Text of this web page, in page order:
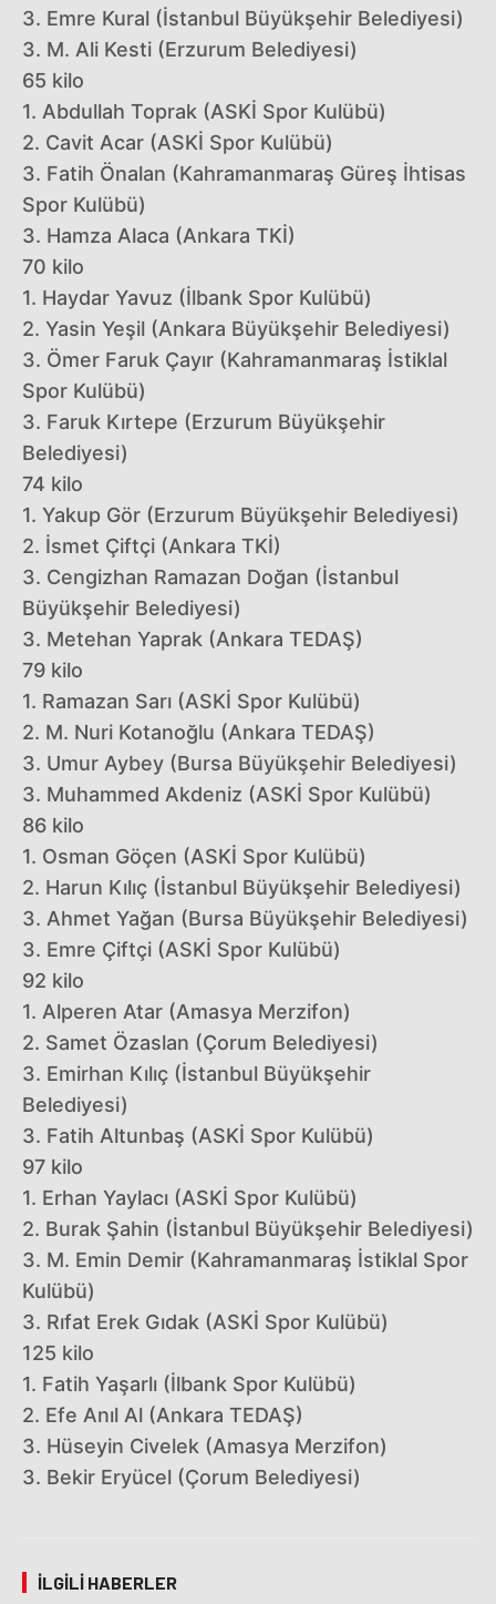
3. Emre Kural (İstanbul Büyükşehir Belediyesi)
3. M. Ali Kesti (Erzurum Belediyesi)
65 kilo
1. Abdullah Toprak (ASKİ Spor Kulübü)
2. Cavit Acar (ASKİ Spor Kulübü)
3. Fatih Önalan (Kahramanmaraş Güreş İhtisas
Spor Kulübü)
3. Hamza Alaca (Ankara TKİ)
70 kilo
1. Haydar Yavuz (İlbank Spor Kulübü)
2. Yasin Yeşil (Ankara Büyükşehir Belediyesi)
3. Ömer Faruk Çayır (Kahramanmaraş İstiklal
Spor Kulübü)
3. Faruk Kırtepe (Erzurum Büyükşehir
Belediyesi)
74 kilo
1. Yakup Gör (Erzurum Büyükşehir Belediyesi)
2. İsmet Çiftçi (Ankara TKİ)
3. Cengizhan Ramazan Doğan (İstanbul
Büyükşehir Belediyesi)
3. Metehan Yaprak (Ankara TEDAŞ)
79 kilo
1. Ramazan Sarı (ASKİ Spor Kulübü)
2. M. Nuri Kotanoğlu (Ankara TEDAŞ)
3. Umur Aybey (Bursa Büyükşehir Belediyesi)
3. Muhammed Akdeniz (ASKİ Spor Kulübü)
86 kilo
1. Osman Göçen (ASKİ Spor Kulübü)
2. Harun Kılıç (İstanbul Büyükşehir Belediyesi)
3. Ahmet Yağan (Bursa Büyükşehir Belediyesi)
3. Emre Çiftçi (ASKİ Spor Kulübü)
92 kilo
1. Alperen Atar (Amasya Merzifon)
2. Samet Özaslan (Çorum Belediyesi)
3. Emirhan Kılıç (İstanbul Büyükşehir
Belediyesi)
3. Fatih Altunbaş (ASKİ Spor Kulübü)
97 kilo
1. Erhan Yaylacı (ASKİ Spor Kulübü)
2. Burak Şahin (İstanbul Büyükşehir Belediyesi)
3. M. Emin Demir (Kahramanmaraş İstiklal Spor
Kulübü)
3. Rıfat Erek Gıdak (ASKİ Spor Kulübü)
125 kilo
1. Fatih Yaşarlı (İlbank Spor Kulübü)
2. Efe Anıl Al (Ankara TEDAŞ)
3. Hüseyin Civelek (Amasya Merzifon)
3. Bekir Eryücel (Çorum Belediyesi)
İLGILI HABERLER